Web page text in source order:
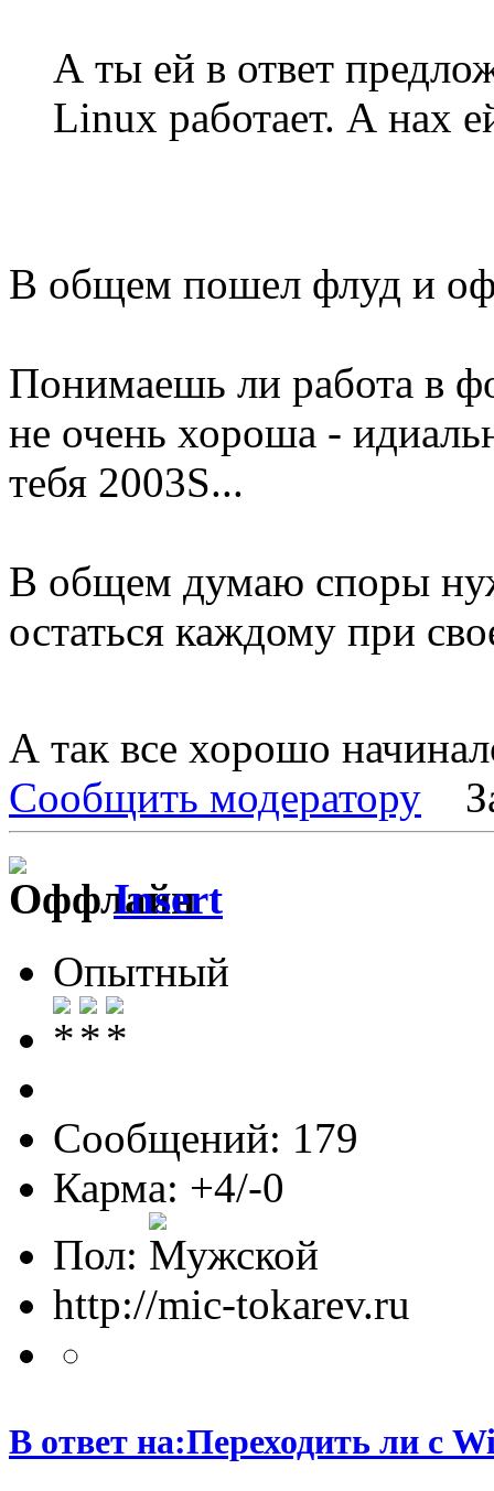
А ты ей в ответ
Linux работает. А нах
В общем пошел флуд и
Понимаешь ли работа в
не очень хороша -
тебя 2003S...
В общем думаю споры
остаться каждому при
А так все хорошо
Сообщить модератору
Insert
Опытный
Сообщений: 179
Карма: +4/-0
Пол:
http://mic-tokarev.ru
В ответ на:Переходить ли с